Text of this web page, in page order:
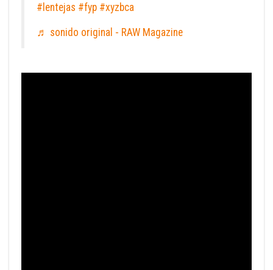
#lentejas #fyp #xyzbca
♬ sonido original - RAW Magazine